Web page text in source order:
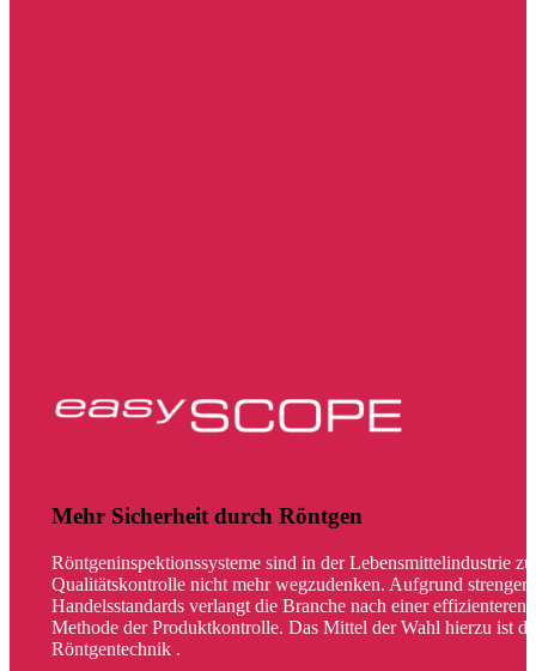
Mehr Sicherheit durch Röntgen
Röntgeninspektionssysteme sind in der Lebensmittelindustrie
Qualitätskontrolle nicht mehr wegzudenken. Aufgrund strenger
Handelsstandards verlangt die Branche nach einer effizienteren
Methode der Produktkontrolle. Das Mittel der Wahl hierzu ist
Röntgentechnik .